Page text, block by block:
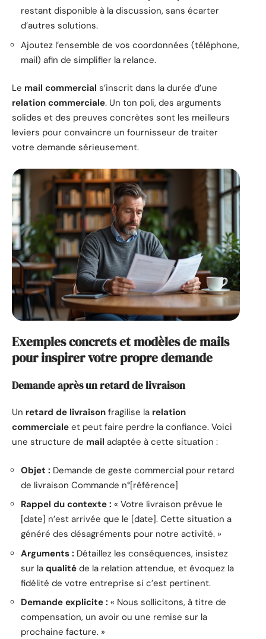
restant disponible à la discussion, sans écarter
d’autres solutions.
Ajoutez l’ensemble de vos coordonnées (téléphone,
mail) afin de simplifier la relance.
Le mail commercial s’inscrit dans la durée d’une
relation commerciale. Un ton poli, des arguments
solides et des preuves concrètes sont les meilleurs
leviers pour convaincre un fournisseur de traiter
votre demande sérieusement.
Exemples concrets et modèles de mails
pour inspirer votre propre demande
Demande après un retard de livraison
Un retard de livraison fragilise la relation
commerciale et peut faire perdre la confiance. Voici
une structure de mail adaptée à cette situation :
Objet : Demande de geste commercial pour retard
de livraison Commande n°[référence]
Rappel du contexte : « Votre livraison prévue le
[date] n’est arrivée que le [date]. Cette situation a
généré des désagréments pour notre activité. »
Arguments : Détaillez les conséquences, insistez
sur la qualité de la relation attendue, et évoquez la
fidélité de votre entreprise si c’est pertinent.
Demande explicite : « Nous sollicitons, à titre de
compensation, un avoir ou une remise sur la
prochaine facture. »